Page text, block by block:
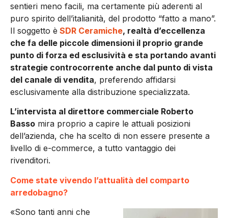
sentieri meno facili, ma certamente più aderenti al
puro spirito dell’italianità, del prodotto “fatto a mano”.
Il soggetto è SDR Ceramiche, realtà d’eccellenza
che fa delle piccole dimensioni il proprio grande
punto di forza ed esclusività e sta portando avanti
strategie controcorrente anche dal punto di vista
del canale di vendita, preferendo affidarsi
esclusivamente alla distribuzione specializzata.
L’intervista al direttore commerciale Roberto
Basso mira proprio a capire le attuali posizioni
dell’azienda, che ha scelto di non essere presente a
livello di e-commerce, a tutto vantaggio dei
rivenditori.
Come state vivendo l’attualità del comparto
arredobagno?
«Sono tanti anni che